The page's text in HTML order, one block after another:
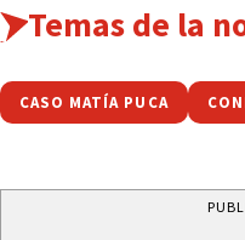
Temas de la
CASO MATÍA PUCA